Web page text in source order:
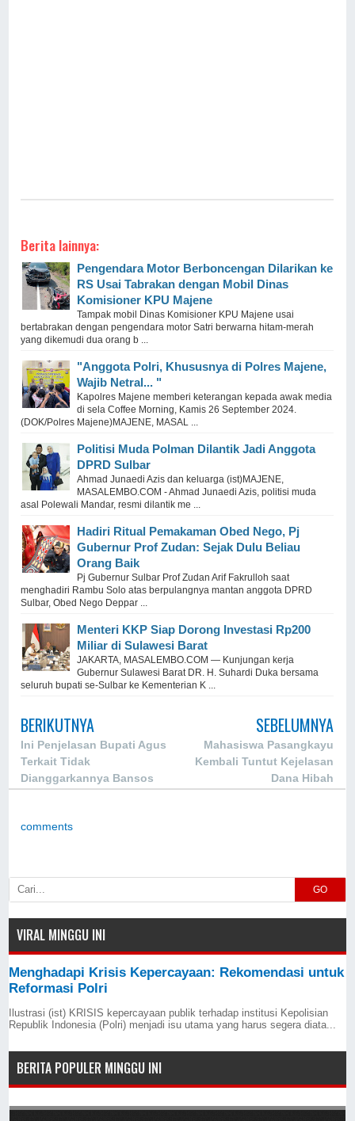
Berita lainnya:
Pengendara Motor Berboncengan Dilarikan ke
RS Usai Tabrakan dengan Mobil Dinas
Komisioner KPU Majene
Tampak mobil Dinas Komisioner KPU Majene usai
bertabrakan dengan pengendara motor Satri berwarna hitam-merah
yang dikemudi dua orang b ...
"Anggota Polri, Khususnya di Polres Majene,
Wajib Netral... "
Kapolres Majene memberi keterangan kepada awak media
di sela Coffee Morning, Kamis 26 September 2024.
(DOK/Polres Majene)MAJENE, MASAL ...
Politisi Muda Polman Dilantik Jadi Anggota
DPRD Sulbar
Ahmad Junaedi Azis dan keluarga (ist)MAJENE,
MASALEMBO.COM - Ahmad Junaedi Azis, politisi muda
asal Polewali Mandar, resmi dilantik me ...
Hadiri Ritual Pemakaman Obed Nego, Pj
Gubernur Prof Zudan: Sejak Dulu Beliau
Orang Baik
Pj Gubernur Sulbar Prof Zudan Arif Fakrulloh saat
menghadiri Rambu Solo atas berpulangnya mantan anggota DPRD
Sulbar, Obed Nego Deppar ...
Menteri KKP Siap Dorong Investasi Rp200
Miliar di Sulawesi Barat
JAKARTA, MASALEMBO.COM — Kunjungan kerja
Gubernur Sulawesi Barat DR. H. Suhardi Duka bersama
seluruh bupati se-Sulbar ke Kementerian K ...
BERIKUTNYA
Ini Penjelasan Bupati Agus
Terkait Tidak
Dianggarkannya Bansos
SEBELUMNYA
Mahasiswa Pasangkayu
Kembali Tuntut Kejelasan
Dana Hibah
comments
GO
VIRAL MINGGU INI
Menghadapi Krisis Kepercayaan: Rekomendasi untuk
Reformasi Polri
Ilustrasi (ist) KRISIS kepercayaan publik terhadap institusi Kepolisian
Republik Indonesia (Polri) menjadi isu utama yang harus segera diata...
BERITA POPULER MINGGU INI